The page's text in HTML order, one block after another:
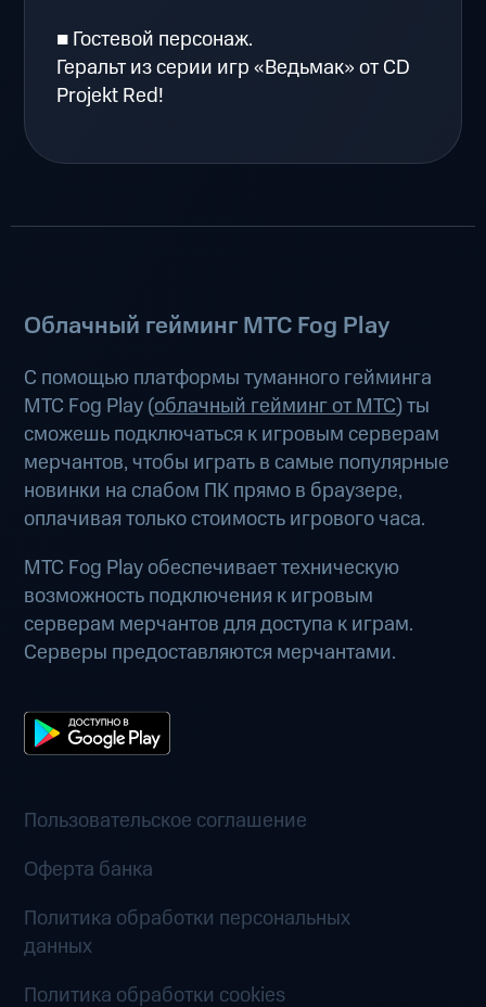
■ Гостевой персонаж.
Геральт из серии игр «Ведьмак» от CD
Projekt Red!
Облачный гейминг МТС Fog Play
С помощью платформы туманного гейминга
МТС Fog Play (облачный гейминг от МТС) ты
сможешь подключаться к игровым серверам
мерчантов, чтобы играть в самые популярные
новинки на слабом ПК прямо в браузере,
оплачивая только стоимость игрового часа.
МТС Fog Play обеспечивает техническую
возможность подключения к игровым
серверам мерчантов для доступа к играм.
Серверы предоставляются мерчантами.
Пользовательское соглашение
Оферта банка
Политика обработки персональных
данных
Политика обработки cookies